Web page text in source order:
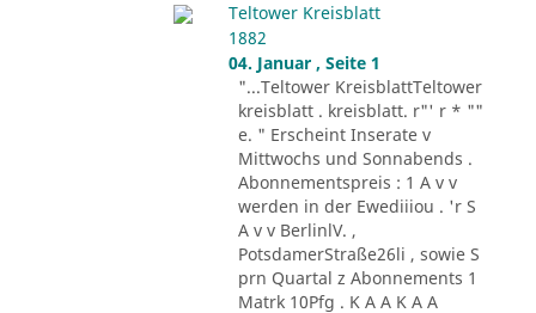
Teltower Kreisblatt
1882
04. Januar , Seite 1
"...Teltower KreisblattTeltower
kreisblatt . kreisblatt. r"' r * ""
e. " Erscheint Inserate v
Mittwochs und Sonnabends .
Abonnementspreis : 1 A v v
werden in der Ewediiiou . 'r S
A v v BerlinlV. ,
PotsdamerStraße26li , sowie S
prn Quartal z Abonnements 1
Matrk 10Pfg . K A A K A A